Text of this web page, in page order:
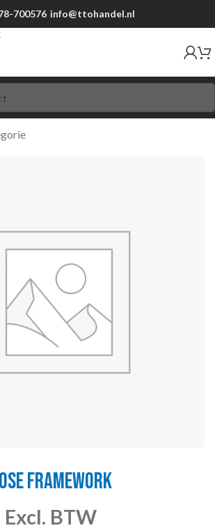
700576 info@ttohandel.nl
FRAMEWORK
Excl. BTW